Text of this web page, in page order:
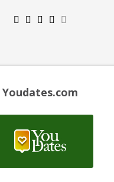
Youdates.com